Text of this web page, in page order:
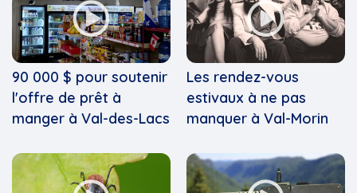
90 000 $ pour soutenir
l'offre de prêt à
manger à Val-des-Lacs
Les rendez-vous
estivaux à ne pas
manquer à Val-Morin